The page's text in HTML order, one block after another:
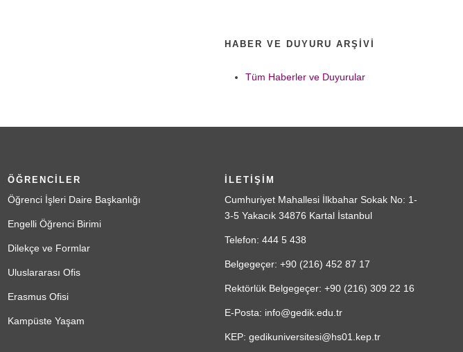
HABER VE DUYURU ARŞIVI
Tüm Haberler ve Duyurular
ÖĞRENCİLER
Öğrenci İşleri Daire Başkanlığı
Engelli Öğrenci Birimi
Dilekçe ve Formlar
Uluslararası Ofis
Erasmus Ofisi
Kampüste Yaşam
İLETİŞİM
Cumhuriyet Mahallesi İlkbahar Sokak No: 1-
3-5 Yakacık 34876 Kartal İstanbul
Telefon: 444 5 438
Belgegeçer: +90 (216) 452 87 17
Rektörlük Belgegeçer: +90 (216) 309 22 16
E-Posta: info@gedik.edu.tr
KEP: gedikuniversitesi@hs01.kep.tr